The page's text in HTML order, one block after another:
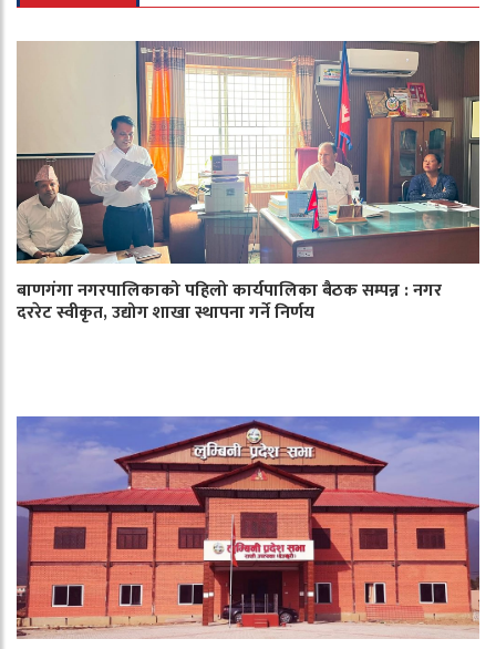
बाणगंगा नगरपालिकाको पहिलो कार्यपालिका बैठक सम्पन्न : नगर
दररेट स्वीकृत, उद्योग शाखा स्थापना गर्ने निर्णय